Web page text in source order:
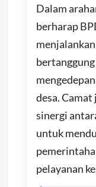
Dalam
berharap
desa.
sinergi
untuk
pelayanan